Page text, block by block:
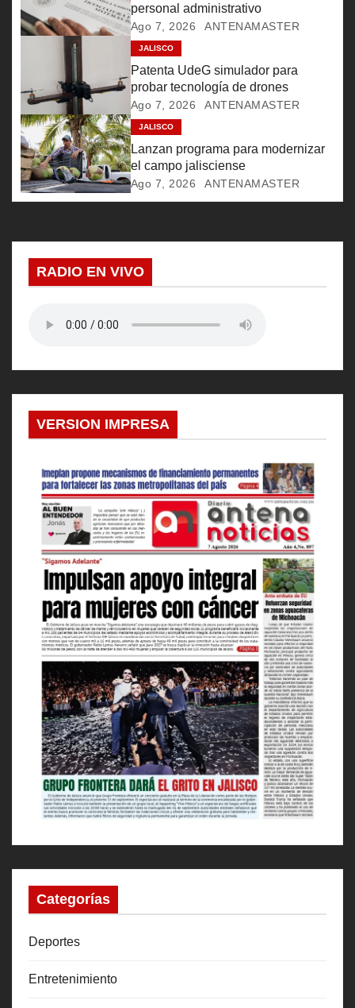
d
e
n
t
r
a
personal administrativo
Ago 7, 2026 ANTENAMASTER
JALISCO
Patenta UdeG simulador para
probar tecnología de drones
Ago 7, 2026 ANTENAMASTER
JALISCO
Lanzan programa para modernizar
el campo jalisciense
Ago 7, 2026 ANTENAMASTER
RADIO EN VIVO
VERSION IMPRESA
Categorías
Deportes
Entretenimiento